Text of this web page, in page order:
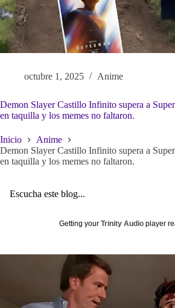
octubre 1, 2025 Anime
Demon Slayer Castillo Infinito supera a
en taquilla y los memes no faltaron.
Inicio
Anime
Demon Slayer Castillo Infinito supera a
en taquilla y los memes no faltaron.
Escucha este blog...
Getting your Trinity Audio player